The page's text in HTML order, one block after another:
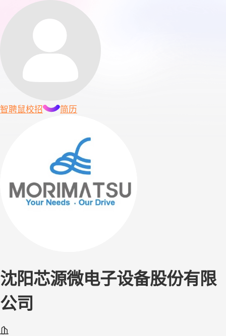
智聘鼠校招 简历
沈阳芯源微电子设备股份有限
公司